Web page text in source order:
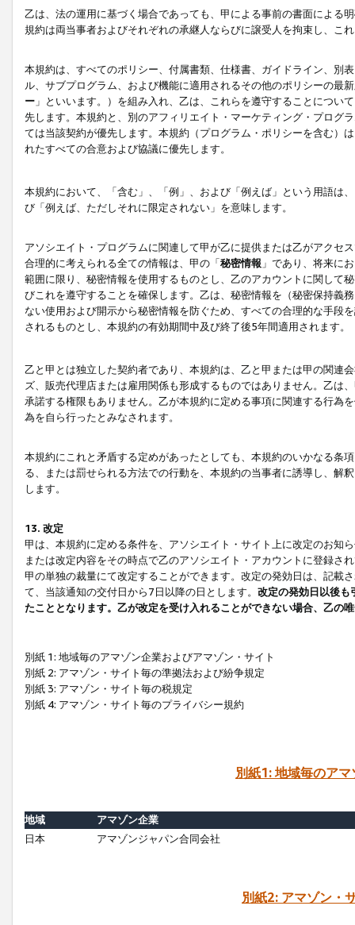
乙は、法の運用に基づく場合であっても、甲による事前の書面による
規約は両当事者およびそれぞれの承継人ならびに譲受人を拘束し、こ
本規約は、すべてのポリシー、付属書類、仕様書、ガイドライン、別
ル、サブプログラム、および機能に適用されるその他のポリシーの最
ー 」といいます。）を組み入れ、乙は、これらを遵守することにつ
先します。本規約と、別のアフィリエイト・マーケティング・プログ
ては当該契約が優先します。本規約（プログラム・ポリシーを含む）
れたすべての合意および協議に優先します。
本規約において、「含む」、「例」、および「例えば」という用語は
び「例えば、ただしそれに限定されない」を意味します。
アソシエイト・プログラムに関連して甲が乙に提供または乙がアクセ
合理的に考えられる全ての情報は、甲の「秘密情報 」であり、将来に
範囲に限り、秘密情報を使用するものとし、乙のアカウントに関して
びこれを遵守することを確保します。乙は、秘密情報を（秘密保持義
ない使用および開示から秘密情報を防ぐため、すべての合理的な手段
されるものとし、本規約の有効期間中及び終了後5年間適用されます。
乙と甲とは独立した契約者であり、本規約は、乙と甲または甲の関連
ズ、販売代理店または雇用関係も形成するものではありません。乙は
承諾する権限もありません。乙が本規約に定める事項に関連する行為
為を自ら行ったとみなされます。
本規約にこれと矛盾する定めがあったとしても、本規約のいかなる条
る、または罰せられる方法での行動を、本規約の当事者に誘導し、解
します。
13. 改定
甲は、本規約に定める条件を、アソシエイト・サイト上に改定のお知
または改定内容をその時点で乙のアソシエイト・アカウントに登録さ
甲の単独の裁量にて改定することができます。改定の発効日は、記載
て、当該通知の交付日から7日以降の日とします。 改定の発効日以後も
たこととなります。乙が改定を受け入れることができない場合、乙の
別紙 1: 地域毎のアマゾン企業およびアマゾン・サイト
別紙 2: アマゾン・サイト毎の準拠法および紛争規定
別紙 3: アマゾン・サイト毎の税規定
別紙 4: アマゾン・サイト毎のプライバシー規約
別紙1: 地域毎のア
地域
アマゾン企業
日本
アマゾンジャパン合同会社
別紙2: アマゾン・